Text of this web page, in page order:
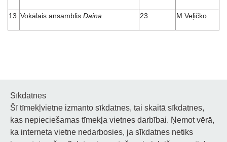
13. Vokālais ansamblis Daina 23 M.Veļičko
Noderīgi
Sīkdatnes
Šī tīmekļvietne izmanto sīkdatnes, tai skaitā sīkdatnes,
kas nepieciešamas tīmekļa vietnes darbībai. Ņemot vērā,
ka interneta vietne nedarbosies, ja sīkdatnes netiks